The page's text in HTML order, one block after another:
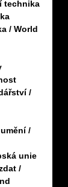
technika
/ World
/
/
unie
/